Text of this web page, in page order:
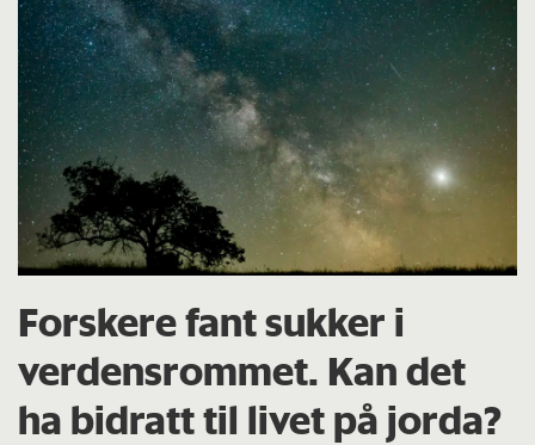
Forskere fant sukker i
verdensrommet. Kan det
ha bidratt til livet på jorda?